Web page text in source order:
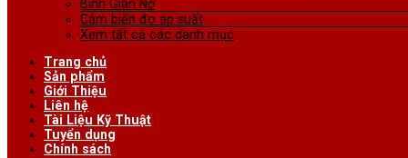
Bình Giãn Nở
Cảm biến đo áp suất
Xem tất cả các danh mục
Trang chủ
Sản phẩm
Giới Thiệu
Liên hệ
Tài Liệu Kỹ Thuật
Tuyển dụng
Chính sách